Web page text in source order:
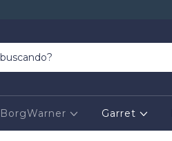
BorgWarner Garret